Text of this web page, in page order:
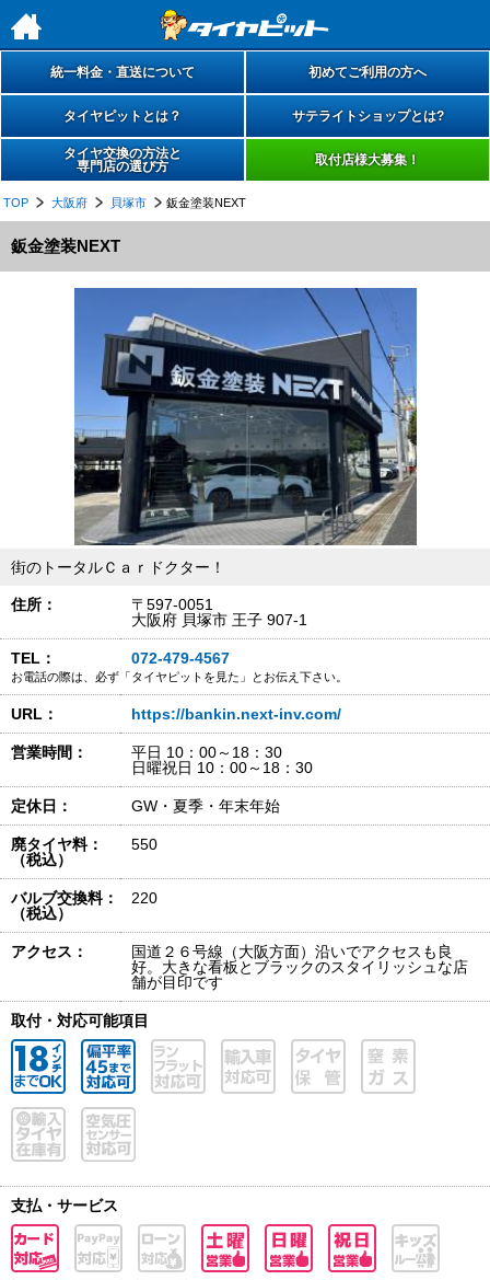
h
統一料金・直送について 初めてご利用の方へ
タイヤピットとは？ サテライトショップとは?
タイヤ交換の方法と
専門店の選び方
取付店様大募集！
TOP 大阪府 貝塚市 鈑金塗装NEXT
鈑金塗装NEXT
街のトータルＣａｒドクター！
住所：
〒597-0051
大阪府 貝塚市 王子 907-1
TEL： 072-479-4567
お電話の際は、必ず「タイヤピットを見た」とお伝え下さい。
URL： https://bankin.next-inv.com/
営業時間：
平日 10：00～18：30
日曜祝日 10：00～18：30
定休日： GW・夏季・年末年始
廃タイヤ料：
（税込）
550
バルブ交換料：
（税込）
220
アクセス：
国道２６号線（大阪方面）沿いでアクセスも良
好。大きな看板とブラックのスタイリッシュな店
舗が目印です
取付・対応可能項目
支払・サービス